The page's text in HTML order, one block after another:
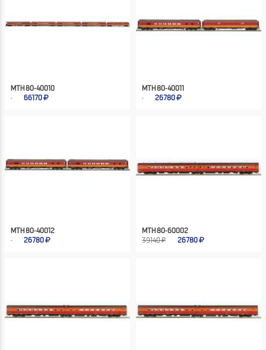
MTH 80-40010
66170
MTH 80-40011
26780
MTH 80-40012
26780
MTH 80-60002
39140 ₽
26780